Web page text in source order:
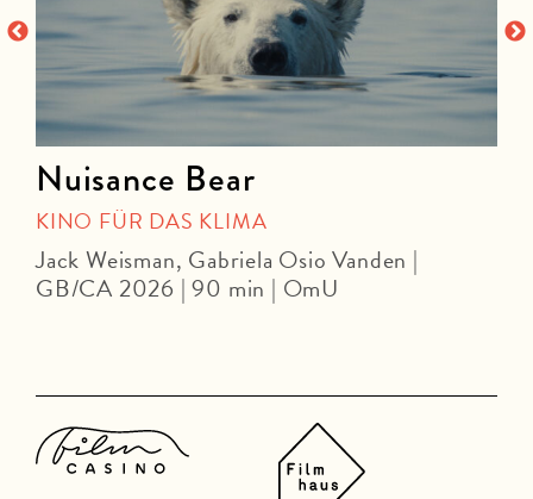
Nuisance Bear
KINO FÜR DAS KLIMA
Jack Weisman, Gabriela Osio Vanden |
GB/CA 2026 | 90 min | OmU